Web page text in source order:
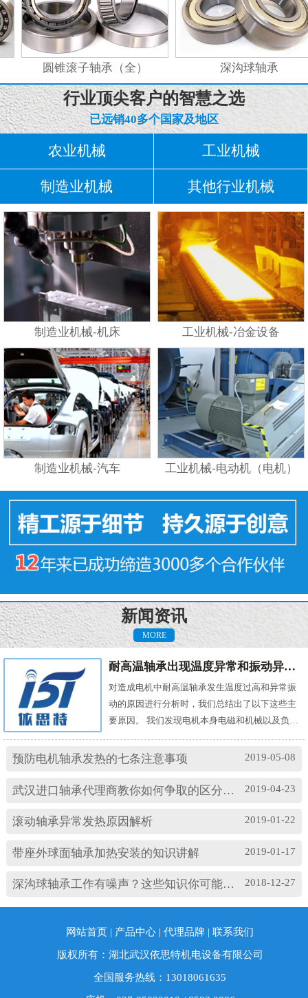
圆锥滚子轴承（全） 深沟球轴承
行业顶尖客户的智慧之选
已远销40多个国家及地区
农业机械 工业机械
制造业机械 其他行业机械
制造业机械-机床 工业机械-冶金设备
制造业机械-汽车 工业机械-电动机（电机）
新闻资讯
MORE
耐高温轴承出现温度异常和振动异常的原因有哪些？
对造成电机中耐高温轴承发生温度过高和异常振
动的原因进行分析时，我们总结出了以下这些主
要原因。 我们发现电机本身电磁和机械以及负载
振动产生影响。其中造成温度过高的原因主要
松；(3)轴承与轴套配合过松；(4)润滑油有杂质；
损坏等。 另外，造成耐高温轴承出现异常振...
2019-05-08
预防电机轴承发热的七条注意事项
2019-04-23
武汉进口轴承代理商教你如何争取的区分高速轴承和低速轴承
2019-01-22
滚动轴承异常发热原因解析
2019-01-17
带座外球面轴承加热安装的知识讲解
2018-12-27
深沟球轴承工作有噪声？这些知识你可能忽略了
网站首页 | 产品中心 |代理品牌 |联系我们
版权所有：湖北武汉依思特机电设备有限公司
全国服务热线：13018061635